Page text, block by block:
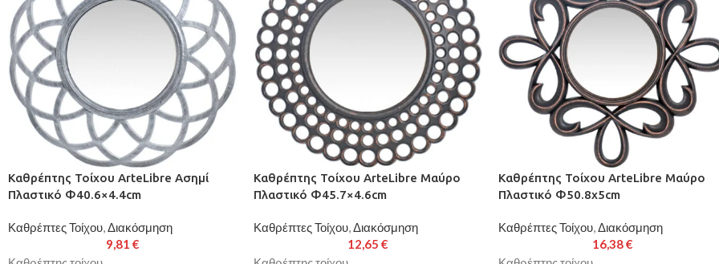
Καθρέπτης Τοίχου ArteLibre Ασημί
Πλαστικό Φ40.6×4.4cm
Καθρέπτες Τοίχου,Διακόσμηση
9,81 €
Καθρέπτης Τοίχου ArteLibre Μαύρο
Πλαστικό Φ45.7×4.6cm
Καθρέπτες Τοίχου,Διακόσμηση
12,65 €
Καθρέπτης Τοίχου ArteLibre Μαύρο
Πλαστικό Φ50.8x5cm
Καθρέπτες Τοίχου,Διακόσμηση
16,38€